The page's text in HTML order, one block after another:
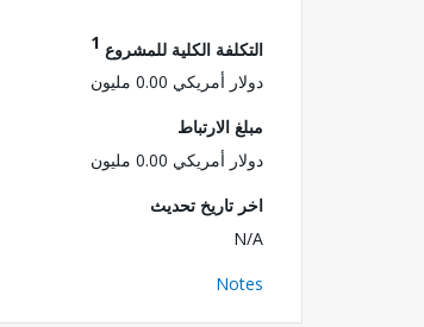
التكلفة الكلية للمشروع 1
دولار أمريكي 0.00 مليون
مبلغ الارتباط
دولار أمريكي 0.00 مليون
اخر تاريخ تحديث
N/A
Notes